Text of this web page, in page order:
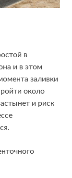
в
и в этом
заливки
около
и риск